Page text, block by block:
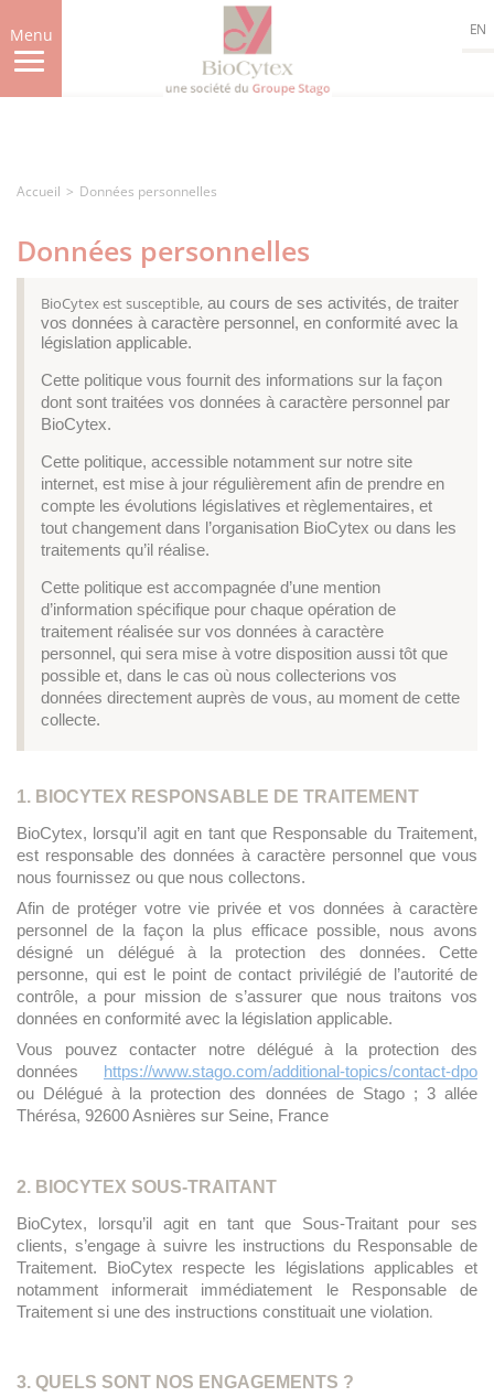
au
contenu
principal
Menu EN
Accueil Données personnelles
Données personnelles
BioCytex est susceptible, au cours de ses activités, de traiter
vos données à caractère personnel, en conformité avec la
législation applicable.
Cette politique vous fournit des informations sur la façon
dont sont traitées vos données à caractère personnel par
BioCytex.
Cette politique, accessible notamment sur notre site
internet, est mise à jour régulièrement afin de prendre en
compte les évolutions législatives et règlementaires, et
tout changement dans l’organisation BioCytex ou dans les
traitements qu’il réalise.
Cette politique est accompagnée d’une mention
d’information spécifique pour chaque opération de
traitement réalisée sur vos données à caractère
personnel, qui sera mise à votre disposition aussi tôt que
possible et, dans le cas où nous collecterions vos
données directement auprès de vous, au moment de cette
collecte.
1. BIOCYTEX RESPONSABLE DE TRAITEMENT
BioCytex, lorsqu’il agit en tant que Responsable du Traitement,
est responsable des données à caractère personnel que vous
nous fournissez ou que nous collectons.
Afin de protéger votre vie privée et vos données à caractère
personnel de la façon la plus efficace possible, nous avons
désigné un délégué à la protection des données. Cette
personne, qui est le point de contact privilégié de l’autorité de
contrôle, a pour mission de s’assurer que nous traitons vos
données en conformité avec la législation applicable.
Vous pouvez contacter notre délégué à la protection des
données
https://www.stago.com/additional-topics/contact-dpo
ou Délégué à la protection des données de Stago ; 3 allée
Thérésa, 92600 Asnières sur Seine, France
2. BIOCYTEX SOUS-TRAITANT
BioCytex, lorsqu’il agit en tant que Sous-Traitant pour ses
clients, s’engage à suivre les instructions du Responsable de
Traitement. BioCytex respecte les législations applicables et
notamment informerait immédiatement le Responsable de
Traitement si une des instructions constituait une violation.
3. QUELS SONT NOS ENGAGEMENTS ?